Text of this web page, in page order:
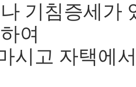
기침증세가
여
시고 자택에